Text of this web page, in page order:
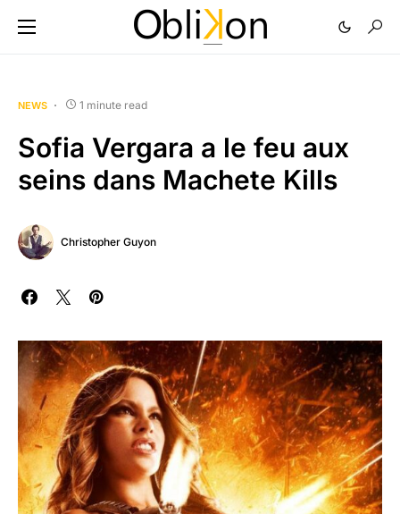
NEWS 1 minute read
Sofia Vergara a le feu aux
seins dans Machete Kills
Christopher Guyon